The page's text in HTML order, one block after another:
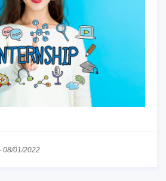
08/01/2022